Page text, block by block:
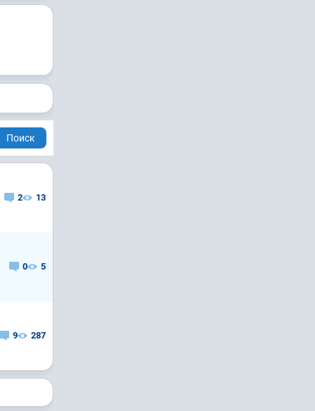
Поиск
2 13
0 5
9 287